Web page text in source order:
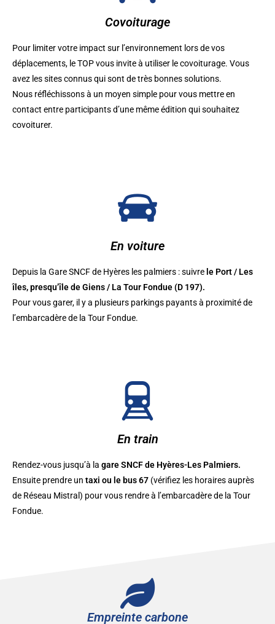
Covoiturage
Pour limiter votre impact sur l’environnement lors de vos
déplacements, le TOP vous invite à utiliser le covoiturage. Vous
avez les sites connus qui sont de très bonnes solutions.
Nous réfléchissons à un moyen simple pour vous mettre en
contact entre participants d’une même édition qui souhaitez
covoiturer.
En voiture
Depuis la Gare SNCF de Hyères les palmiers : suivrele Port / Les
îles, presqu’île de Giens / La Tour Fondue (D 197).
Pour vous garer, il y a plusieurs parkings payants à proximité de
l’embarcadère de la Tour Fondue.
En train
Rendez-vous jusqu’à la gare SNCF de Hyères-Les Palmiers.
Ensuite prendre un taxi ou le bus 67 (vérifiez les horaires auprès
de Réseau Mistral) pour vous rendre à l’embarcadère de la Tour
Fondue.
Empreinte carbone